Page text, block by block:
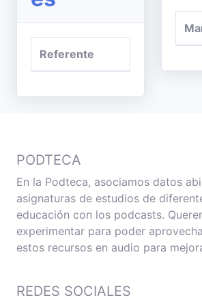
Referente
PODTECA
En la Podteca, asociamos datos
asignaturas de estudios de
educación con los podcasts.
experimentar para poder
estos recursos en audio para
REDES SOCIALES